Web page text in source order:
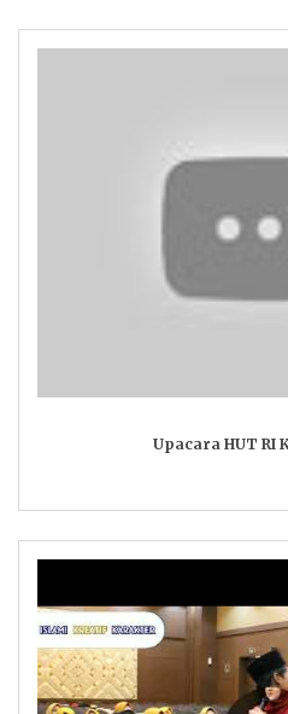
Upacara HUT RI